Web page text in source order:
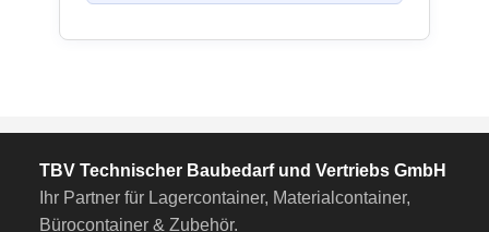
TBV Technischer Baubedarf und Vertriebs GmbH
Ihr Partner für Lagercontainer, Materialcontainer,
Bürocontainer & Zubehör.